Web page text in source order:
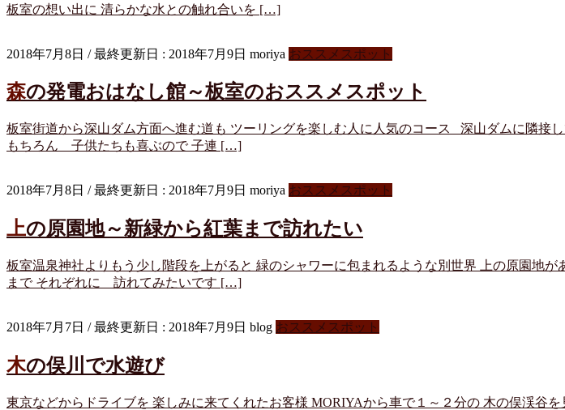
板室の想い出に 清らかな水との触れ合いを […]
2018年7月8日 / 最終更新日 : 2018年7月9日 moriya おススメスポット
森の発電おはなし館～板室のおススメスポット
板室街道から深山ダム方面へ進む道も ツーリングを楽しむ人に人気のコース 深山ダムに隣接
もちろん 子供たちも喜ぶので 子連 […]
2018年7月8日 / 最終更新日 : 2018年7月9日 moriya おススメスポット
上の原園地～新緑から紅葉まで訪れたい
板室温泉神社よりもう少し階段を上がると 緑のシャワーに包まれるような別世界 上の原園
まで それぞれに 訪れてみたいです […]
2018年7月7日 / 最終更新日 : 2018年7月9日 blog おススメスポット
木の俣川で水遊び
東京などからドライブを 楽しみに来てくれたお客様 MORIYAから車で１～２分の 木の俣渓